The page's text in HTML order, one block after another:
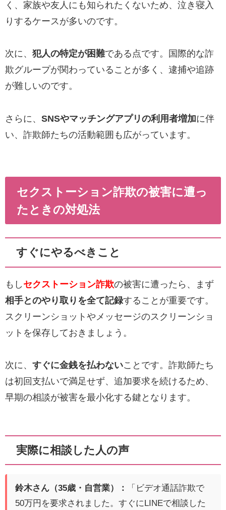
く、家族や友人にも知られたくないため、泣き寝入
りするケースが多いのです。
次に、 犯人の特定が困難である点です。国際的な詐
欺グループが関わっていることが多く、逮捕や追跡
が難しいのです。
さらに、 SNSやマッチングアプリの利用者増加に伴
い、詐欺師たちの活動範囲も広がっています。
セクストーション詐欺の被害に遭っ
たときの対処法
すぐにやるべきこと
もし セクストーション詐欺の被害に遭ったら、まず
相手とのやり取りを全て記録することが重要です。
スクリーンショットやメッセージのスクリーンショ
ットを保存しておきましょう。
次に、 すぐに金銭を払わないことです。詐欺師たち
は初回支払いで満足せず、追加要求を続けるため、
早期の相談が被害を最小化する鍵となります。
実際に相談した人の声
鈴木さん（35歳・自営業）：
「ビデオ通話詐欺で
50万円を要求されました。すぐにLINEで相談した